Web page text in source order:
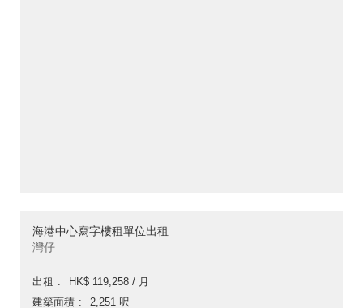
海港中心寫字樓租單位出租
灣仔
出租
HK$ 119,258 / 月
建築面積
2,251 呎